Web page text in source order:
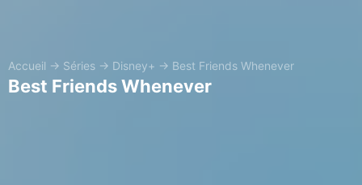
Accueil → Séries → Disney+ → Best Friends Whenever
Best Friends Whenever